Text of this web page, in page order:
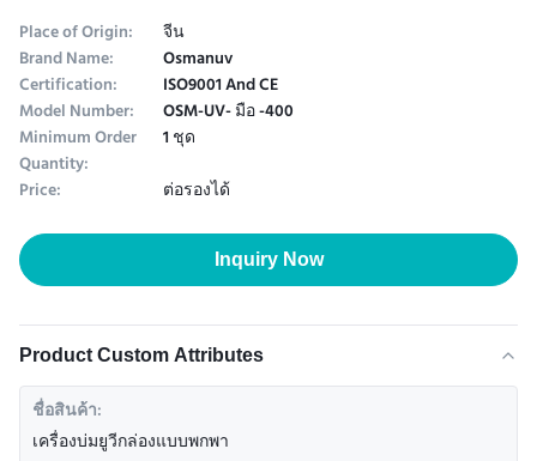
Place of Origin:
จีน
Brand Name: Osmanuv
Certification: ISO9001 And CE
Model Number: OSM-UV- มือ -400
Minimum Order
Quantity:
1 ชุด
Price:
ต่อรองได้
Inquiry Now
Product Custom Attributes
ชื่อสินค้า:
เครื่องบ่มยูวีกล่องแบบพกพา